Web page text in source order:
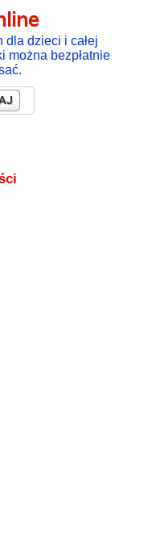
dzieci i całej
można bezpłatnie